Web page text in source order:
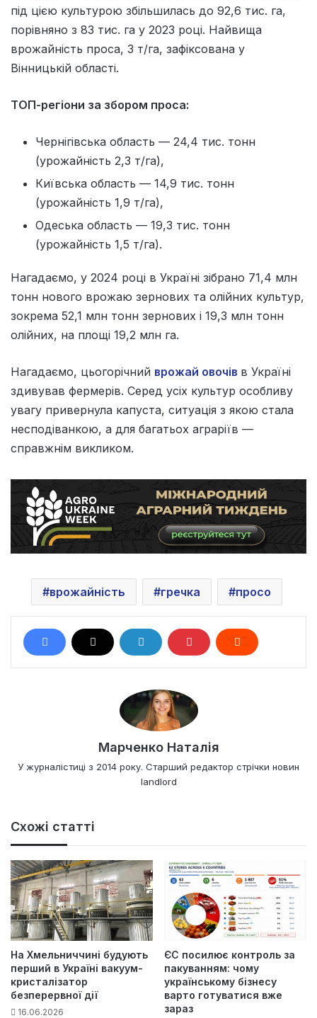
під цією культурою збільшилась до 92,6 тис. га,
порівняно з 83 тис. га у 2023 році. Найвища
врожайність проса, 3 т/га, зафіксована у
Вінницькій області.
ТОП-регіони за збором проса:
Чернігівська область — 24,4 тис. тонн
(урожайність 2,3 т/га),
Київська область — 14,9 тис. тонн
(урожайність 1,9 т/га),
Одеська область — 19,3 тис. тонн
(урожайність 1,5 т/га).
Нагадаємо, у 2024 році в Україні зібрано 71,4 млн
тонн нового врожаю зернових та олійних культур,
зокрема 52,1 млн тонн зернових і 19,3 млн тонн
олійних, на площі 19,2 млн га.
Нагадаємо, цьогорічний врожай овочів в Україні
здивував фермерів. Серед усіх культур особливу
увагу привернула капуста, ситуація з якою стала
несподіванкою, а для багатьох аграріїв —
справжнім викликом.
врожайність гречка просо
Марченко Наталія
У журналістиці з 2014 року. Старший редактор стрічки новин
landlord
Схожі статті
На Хмельниччині будують
перший в Україні вакуум-
кристалізатор
безперервної дії
16.06.2026
ЄС посилює контроль за
пакуванням: чому
українському бізнесу
варто готуватися вже
зараз